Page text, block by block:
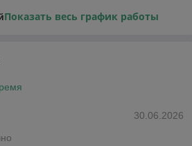
Показать весь график работы
30.06.2026